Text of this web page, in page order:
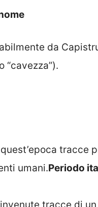
da
“cavezza”).
tracce
umani.Periodo